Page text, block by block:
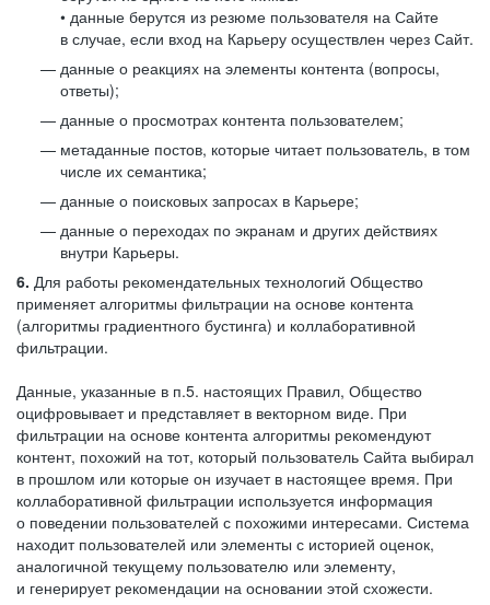
• данные берутся из резюме пользователя на Сайте
в случае, если вход на Карьеру осуществлен через Сайт.
данные о реакциях на элементы контента (вопросы,
ответы);
данные о просмотрах контента пользователем;
метаданные постов, которые читает пользователь, в том
числе их семантика;
данные о поисковых запросах в Карьере;
данные о переходах по экранам и других действиях
внутри Карьеры.
6. Для работы рекомендательных технологий Общество
применяет алгоритмы фильтрации на основе контента
(алгоритмы градиентного бустинга) и коллаборативной
фильтрации.
Данные, указанные в п.5. настоящих Правил, Общество
оцифровывает и представляет в векторном виде. При
фильтрации на основе контента алгоритмы рекомендуют
контент, похожий на тот, который пользователь Сайта выбирал
в прошлом или которые он изучает в настоящее время. При
коллаборативной фильтрации используется информация
о поведении пользователей с похожими интересами. Система
находит пользователей или элементы с историей оценок,
аналогичной текущему пользователю или элементу,
и генерирует рекомендации на основании этой схожести.